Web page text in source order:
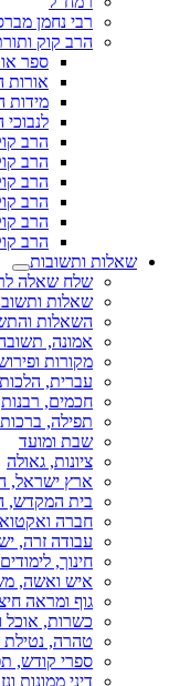
רבי נחמן
הרב קוק
ספר
אורות
מידות
לנבוכי
הרב
הרב
הרב
הרב
הרב
הרב
שאלות ותשובות
שלח שאלה
שאלות
השאלות
אמונה,
מקורות
עברית,
חכמים,
תפילה,
שבת ומועד
ציונות, גאולה
ארץ ישראל,
בית המקדש,
חברה
עבודה זרה,
חינוך,
איש ואשה,
גוף ומראה
כשרות, אוכל
טהרה, נטילת
ספרי קודש,
דיני ממונות